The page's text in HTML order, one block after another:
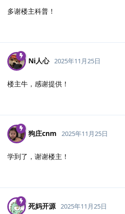
多谢楼主科普！
Ni人心 2025年11月25日
楼主牛，感谢提供！
狗庄cnm 2025年11月25日
学到了，谢谢楼主！
死妈开源 2025年11月25日